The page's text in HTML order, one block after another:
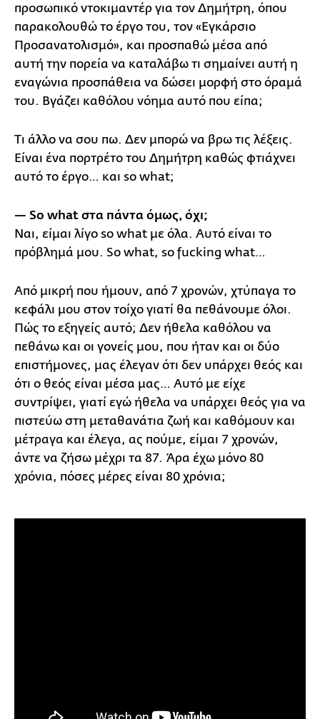
προσωπικό ντοκιμαντέρ για τον Δημήτρη, όπου
παρακολουθώ το έργο του, τον «Εγκάρσιο
Προσανατολισμό», και προσπαθώ μέσα από
αυτή την πορεία να καταλάβω τι σημαίνει αυτή η
εναγώνια προσπάθεια να δώσει μορφή στο όραμά
του. Βγάζει καθόλου νόημα αυτό που είπα;
Τι άλλο να σου πω. Δεν μπορώ να βρω τις λέξεις.
Είναι ένα πορτρέτο του Δημήτρη καθώς φτιάχνει
αυτό το έργο… και so what;
— So what στα πάντα όμως, όχι;
Ναι, είμαι λίγο so what με όλα. Αυτό είναι το
πρόβλημά μου. So what, so fucking what…
Από μικρή που ήμουν, από 7 χρονών, χτύπαγα το
κεφάλι μου στον τοίχο γιατί θα πεθάνουμε όλοι.
Πώς το εξηγείς αυτό; Δεν ήθελα καθόλου να
πεθάνω και οι γονείς μου, που ήταν και οι δύο
επιστήμονες, μας έλεγαν ότι δεν υπάρχει θεός και
ότι ο θεός είναι μέσα μας… Αυτό με είχε
συντρίψει, γιατί εγώ ήθελα να υπάρχει θεός για να
πιστεύω στη μεταθανάτια ζωή και καθόμουν και
μέτραγα και έλεγα, ας πούμε, είμαι 7 χρονών,
άντε να ζήσω μέχρι τα 87. Άρα έχω μόνο 80
χρόνια, πόσες μέρες είναι 80 χρόνια;